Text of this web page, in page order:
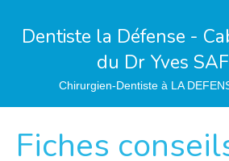
Dentiste la Défense -
du Dr Yves
Chirurgien-Dentiste à LA
Fiches